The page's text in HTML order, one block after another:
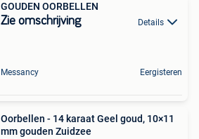
GOUDEN OORBELLEN
Zie omschrijving Details
Messancy Eergisteren
Oorbellen - 14 karaat Geel goud, 10×11
mm gouden Zuidzee